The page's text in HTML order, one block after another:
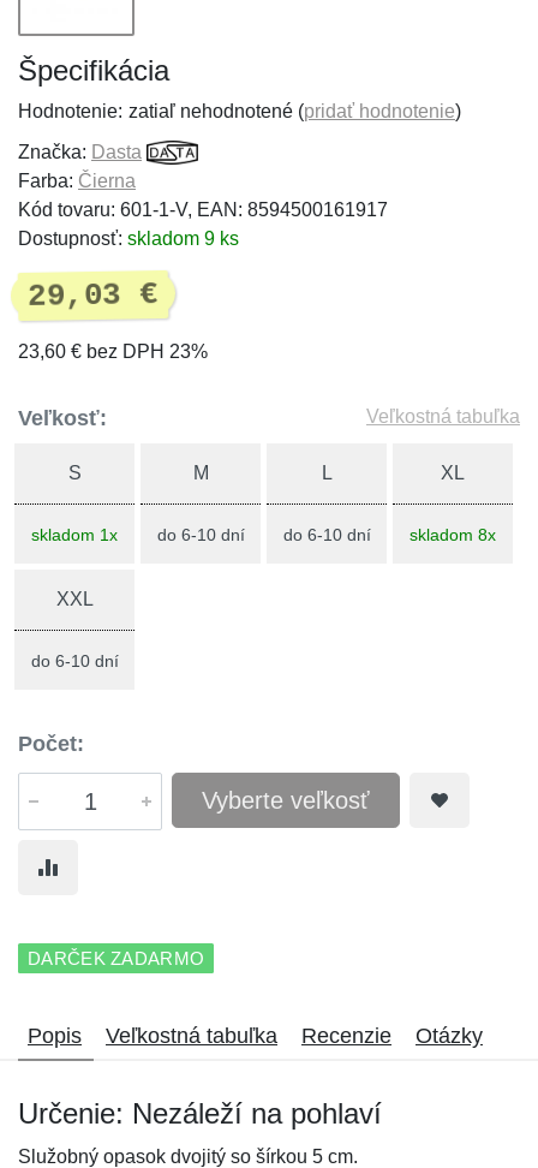
Špecifikácia
Hodnotenie: zatiaľ nehodnotené (pridať hodnotenie)
Značka: Dasta
Farba: Čierna
Kód tovaru: 601-1-V, EAN: 8594500161917
Dostupnosť: skladom 9 ks
29,03 €
23,60 € bez DPH 23%
Veľkosť: Veľkostná tabuľka
S
skladom 1x
M
do 6-10 dní
L
do 6-10 dní
XL
skladom 8x
XXL
do 6-10 dní
Počet:
Vyberte veľkosť
DARČEK ZADARMO
Popis Veľkostná tabuľka Recenzie Otázky
Určenie: Nezáleží na pohlaví
Služobný opasok dvojitý so šírkou 5 cm.